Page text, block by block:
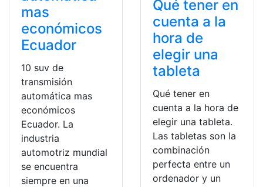
mas
económicos
Ecuador
10 suv de
transmisión
automática mas
económicos
Ecuador. La
industria
automotriz mundial
se encuentra
siempre en una
Qué tener en
cuenta a la
hora de
elegir una
tableta
Qué tener en
cuenta a la hora de
elegir una tableta.
Las tabletas son la
combinación
perfecta entre un
ordenador y un